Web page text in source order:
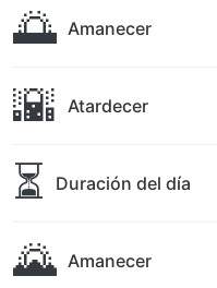
🌅 Amanecer
🌇 Atardecer
⏳ Duración del día
🌄 Amanecer